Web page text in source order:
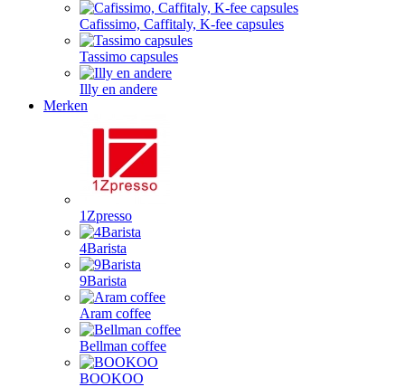
Cafissimo, Caffitaly, K-fee capsules
Tassimo capsules
Illy en andere
Merken
1Zpresso
4Barista
9Barista
Aram coffee
Bellman coffee
BOOKOO